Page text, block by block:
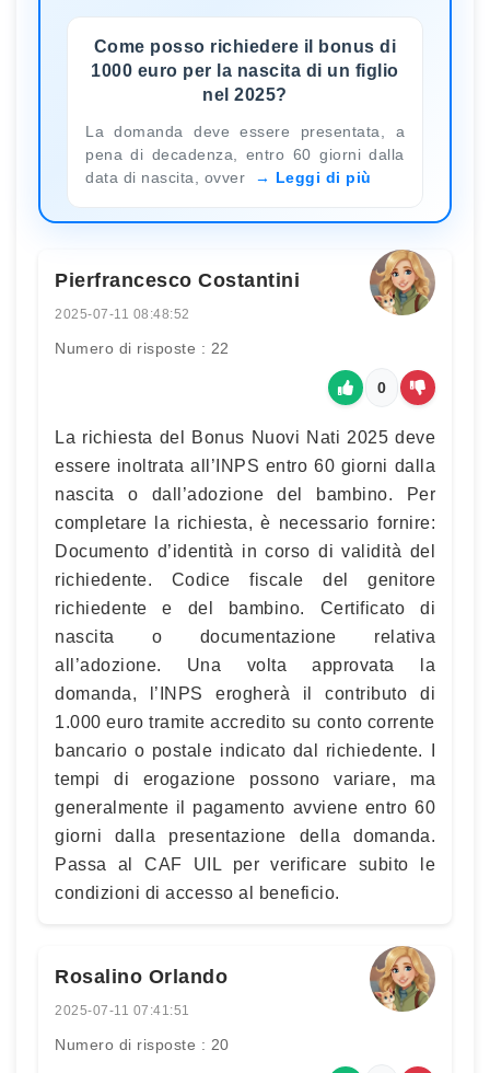
Come posso richiedere il bonus di
1000 euro per la nascita di un figlio
nel 2025?
La domanda deve essere presentata, a
pena di decadenza, entro 60 giorni dalla
data di nascita, ovver
Leggi di più
Pierfrancesco Costantini
2025-07-11 08:48:52
Numero di risposte : 22
0
La richiesta del Bonus Nuovi Nati 2025 deve
essere inoltrata all’INPS entro 60 giorni dalla
nascita o dall’adozione del bambino. Per
completare la richiesta, è necessario fornire:
Documento d’identità in corso di validità del
richiedente. Codice fiscale del genitore
richiedente e del bambino. Certificato di
nascita o documentazione relativa
all’adozione. Una volta approvata la
domanda, l’INPS erogherà il contributo di
1.000 euro tramite accredito su conto corrente
bancario o postale indicato dal richiedente. I
tempi di erogazione possono variare, ma
generalmente il pagamento avviene entro 60
giorni dalla presentazione della domanda.
Passa al CAF UIL per verificare subito le
condizioni di accesso al beneficio.
Rosalino Orlando
2025-07-11 07:41:51
Numero di risposte : 20